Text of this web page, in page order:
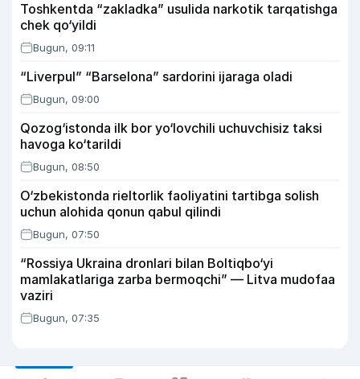
Toshkentda “zakladka” usulida narkotik tarqatishga
chek qo‘yildi
Bugun, 09:11
“Liverpul” “Barselona” sardorini ijaraga oladi
Bugun, 09:00
Qozog‘istonda ilk bor yo‘lovchili uchuvchisiz taksi
havoga ko‘tarildi
Bugun, 08:50
O‘zbekistonda rieltorlik faoliyatini tartibga solish
uchun alohida qonun qabul qilindi
Bugun, 07:50
“Rossiya Ukraina dronlari bilan Boltiqbo‘yi
mamlakatlariga zarba bermoqchi” — Litva mudofaa
vaziri
Bugun, 07:35